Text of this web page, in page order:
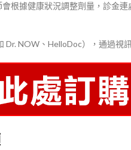
根據健康狀況調整劑量，診金連
Dr. NOW、HelloDoc），通過視